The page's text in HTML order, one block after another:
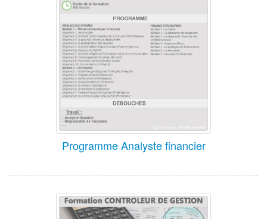
Programme Analyste financier